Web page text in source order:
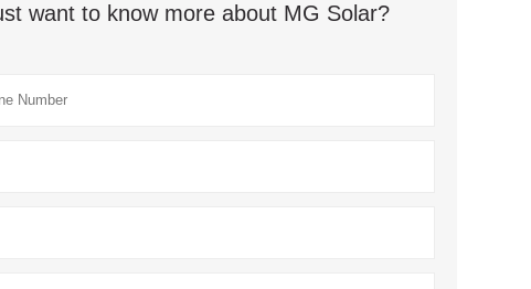
want to know more about MG Solar?